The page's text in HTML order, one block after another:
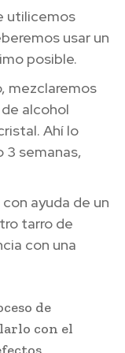
utilicemos
usar un
posible.
mezclaremos
alcohol
Ahí lo
3 semanas,
ayuda de un
tarro de
con una
de
con el